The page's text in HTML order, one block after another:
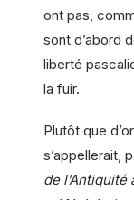
ont pas,
sont d’abord
liberté
la fuir.
Plutôt que
s’appellerait,
de l’Antiquité